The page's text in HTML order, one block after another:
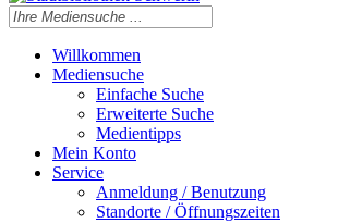
Willkommen
Mediensuche
Einfache Suche
Erweiterte Suche
Medientipps
Mein Konto
Service
Anmeldung / Benutzung
Standorte / Öffnungszeiten